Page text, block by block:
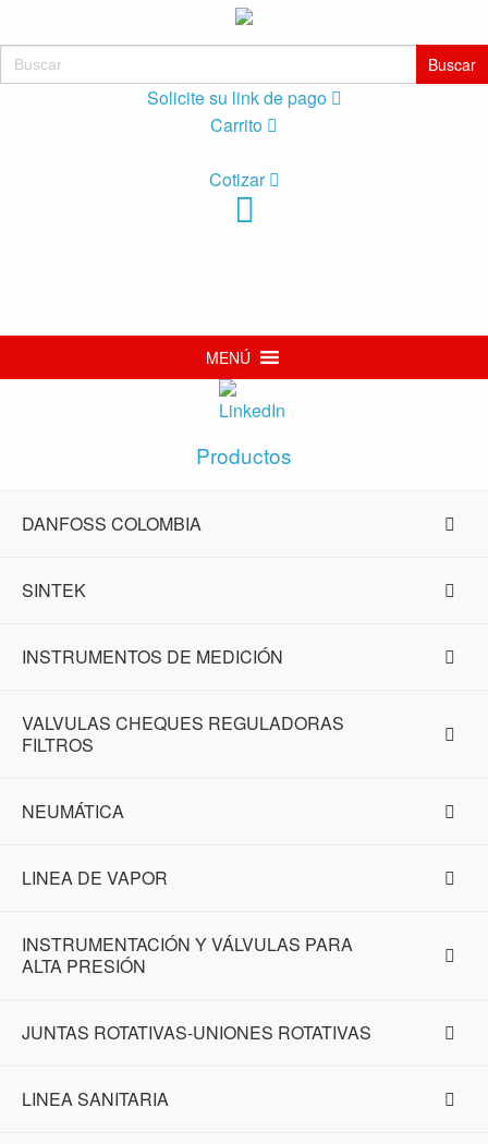
Buscar:
Solicite su link de pago
Carrito
Cotizar
MENÚ
Productos
DANFOSS COLOMBIA
SINTEK
INSTRUMENTOS DE MEDICIÓN
VALVULAS CHEQUES REGULADORAS
FILTROS
NEUMÁTICA
LINEA DE VAPOR
INSTRUMENTACIÓN Y VÁLVULAS PARA
ALTA PRESIÓN
JUNTAS ROTATIVAS-UNIONES ROTATIVAS
LINEA SANITARIA